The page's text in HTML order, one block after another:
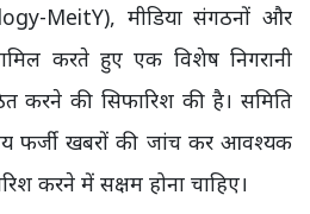
MeitY), मीडिया संगठनों और
करते हुए एक विशेष निगरानी
करने की सिफारिश की है। समिति
फर्जी खबरों की जांच कर आवश्यक
करने में सक्षम होना चाहिए।